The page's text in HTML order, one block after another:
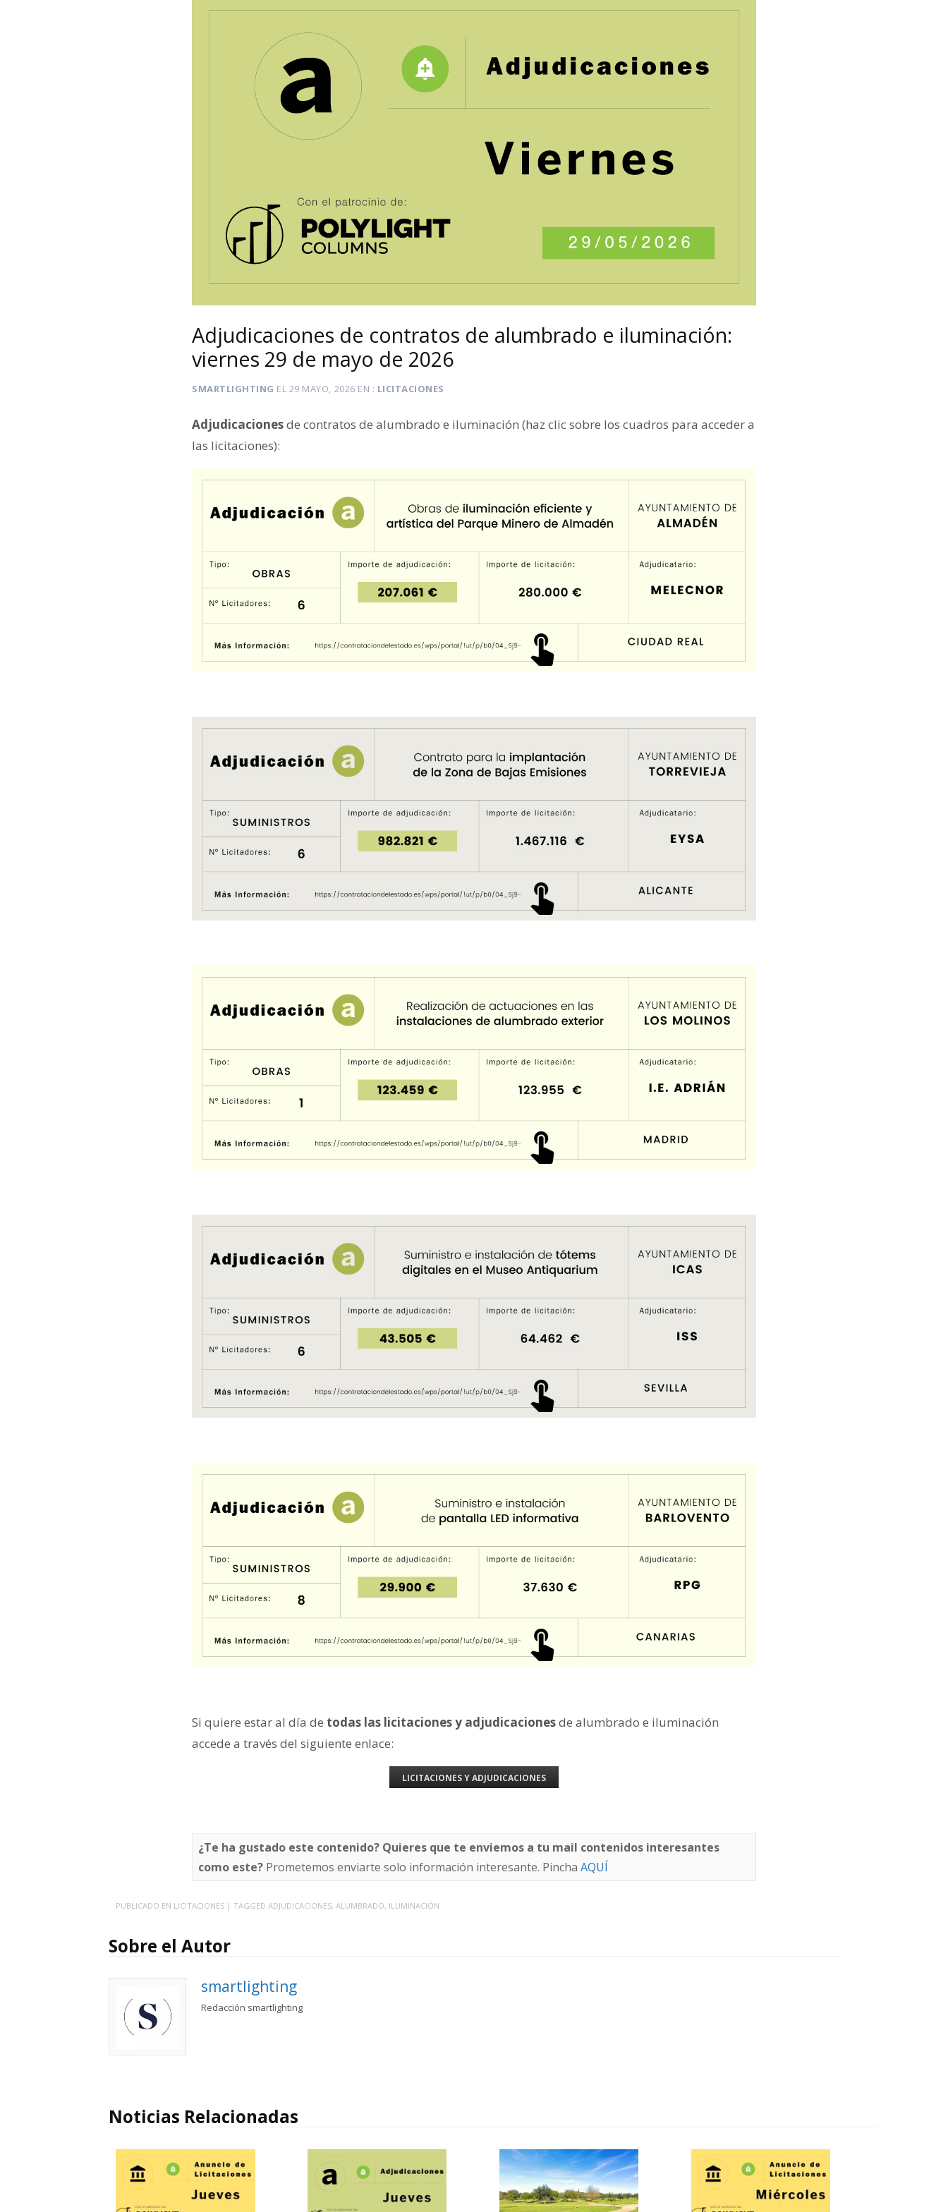
Adjudicaciones de contratos de alumbrado e iluminación:
viernes 29 de mayo de 2026
SMARTLIGHTING EL 29 MAYO, 2026 EN LICITACIONES
Adjudicacionesde contratos de alumbrado e iluminación (haz clic sobre los cuadros para acceder a
las licitaciones):
Si quiere estar al día de todas las licitaciones y adjudicacionesde alumbrado e iluminación
accede a través del siguiente enlace:
LICITACIONES Y ADJUDICACIONES
¿Te ha gustado este contenido? Quieres que te enviemos a tu mail contenidos interesantes
como este? Prometemos enviarte solo información interesante. Pincha AQUÍ
PUBLICADO EN LICITACIONES | TAGGED ADJUDICACIONES, ALUMBRADO, ILUMINACIÓN
Sobre el Autor
smartlighting
Redacción smartlighting
Noticias Relacionadas